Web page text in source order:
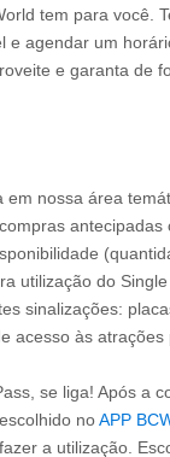
tem para você.
e agendar um
e garanta de
em nossa área
antecipadas
utilização do
sinalizações:
acesso às
se liga! Após a
noAPP
a utilização.